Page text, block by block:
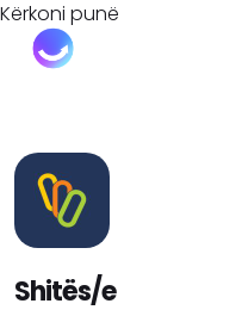
Kërkoni punë
Shitës/e